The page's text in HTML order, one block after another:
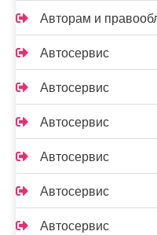
Авторам и
Автосервис
Автосервис
Автосервис
Автосервис
Автосервис
Автосервис